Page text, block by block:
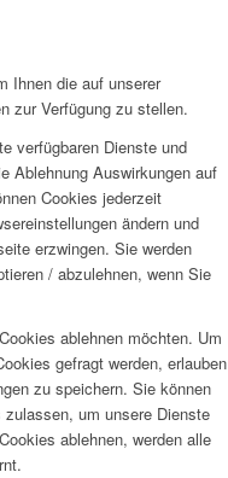
Ihnen die auf unserer
zur Verfügung zu stellen.
verfügbaren Dienste und
Ablehnung Auswirkungen auf
Cookies jederzeit
ändern und
erzwingen. Sie werden
/ abzulehnen, wenn Sie
ablehnen möchten. Um
gefragt werden, erlauben
zu speichern. Sie können
um unsere Dienste
ablehnen, werden alle